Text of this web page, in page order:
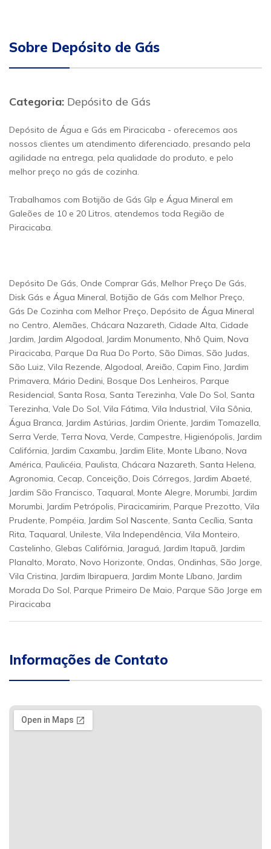
Sobre Depósito de Gás
Categoria: Depósito de Gás
Depósito de Água e Gás em Piracicaba - oferecemos aos
nossos clientes um atendimento diferenciado, presando pela
agilidade na entrega, pela qualidade do produto, e pelo
melhor preço no gás de cozinha.
Trabalhamos com Botijão de Gás Glp e Água Mineral em
Galeões de 10 e 20 Litros, atendemos toda Região de
Piracicaba.
Depósito De Gás, Onde Comprar Gás, Melhor Preço De Gás,
Disk Gás e Água Mineral, Botijão de Gás com Melhor Preço,
Gás De Cozinha com Melhor Preço, Depósito de Água Mineral
no Centro, Alemães, Chácara Nazareth, Cidade Alta, Cidade
Jardim, Jardim Algodoal, Jardim Monumento, Nhô Quim, Nova
Piracicaba, Parque Da Rua Do Porto, São Dimas, São Judas,
São Luiz, Vila Rezende, Algodoal, Areião, Capim Fino, Jardim
Primavera, Mário Dedini, Bosque Dos Lenheiros, Parque
Residencial, Santa Rosa, Santa Terezinha, Vale Do Sol, Santa
Terezinha, Vale Do Sol, Vila Fátima, Vila Industrial, Vila Sônia,
Água Branca, Jardim Astúrias, Jardim Oriente, Jardim Tomazella,
Serra Verde, Terra Nova, Verde, Campestre, Higienópolis, Jardim
Califórnia, Jardim Caxambu, Jardim Elite, Monte Líbano, Nova
América, Paulicéia, Paulista, Chácara Nazareth, Santa Helena,
Agronomia, Cecap, Conceição, Dois Córregos, Jardim Abaeté,
Jardim São Francisco, Taquaral, Monte Alegre, Morumbi, Jardim
Morumbi, Jardim Petrópolis, Piracicamirim, Parque Prezotto, Vila
Prudente, Pompéia, Jardim Sol Nascente, Santa Cecília, Santa
Rita, Taquaral, Unileste, Vila Independência, Vila Monteiro,
Castelinho, Glebas Califórnia, Jaraguá, Jardim Itapuã, Jardim
Planalto, Morato, Novo Horizonte, Ondas, Ondinhas, São Jorge,
Vila Cristina, Jardim Ibirapuera, Jardim Monte Líbano, Jardim
Morada Do Sol, Parque Primeiro De Maio, Parque São Jorge em
Piracicaba
Informações de Contato